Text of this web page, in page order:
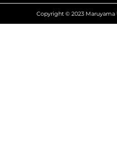
Copyright © 2023 Maruyama